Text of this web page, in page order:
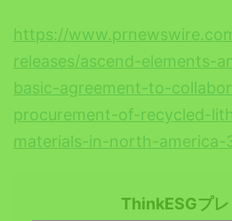
https://
releases/ascend-elements-
basic-agreement-to-
procurement-of-recycled-
materials-in-north-america-
ThinkESGプレ